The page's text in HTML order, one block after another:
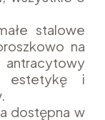
stalowe
na
antracytowy
estetykę i
dostępna w